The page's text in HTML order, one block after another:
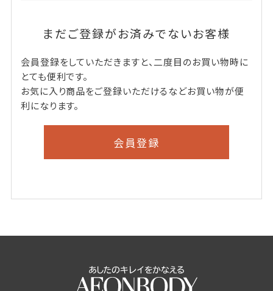
まだご登録がお済みでないお客様
会員登録をしていただきますと、二度目のお買い物時に
とても便利です。
お気に入り商品をご登録いただけるなどお買い物が便
利になります。
会員登録